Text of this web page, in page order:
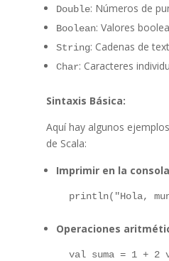
Double: Números de
Boolean: Valores
String: Cadenas de
Char: Caracteres
Sintaxis Básica:
Aquí hay algunos
de Scala:
Imprimir en la
println("Hola,
Operaciones
val suma = 1 +